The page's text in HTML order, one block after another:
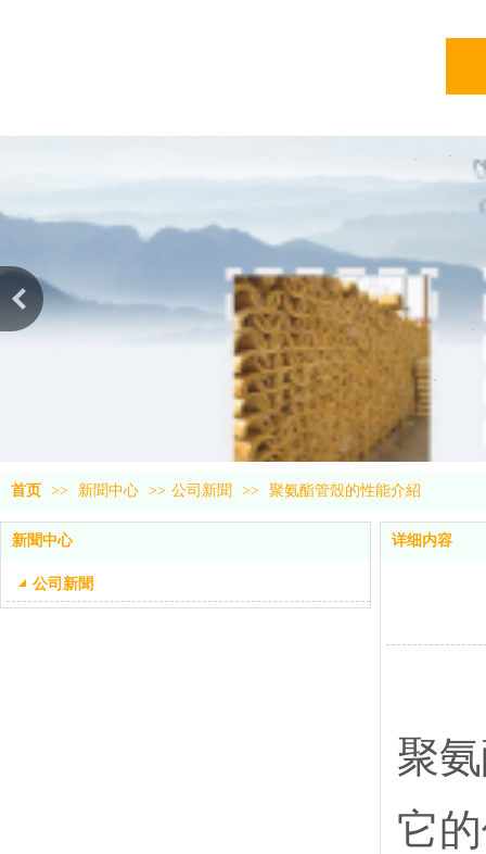
首页 >> 新聞中心 >> 公司新聞 >> 聚氨酯管殼的性能介紹
新聞中心
公司新聞
详细内容
聚
它